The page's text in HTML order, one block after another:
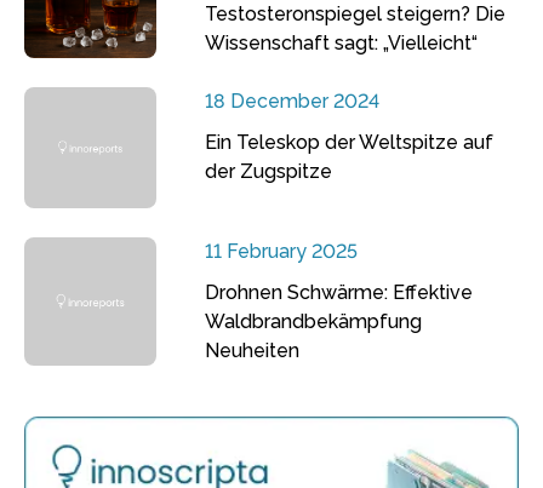
Testosteronspiegel steigern? Die
Wissenschaft sagt: „Vielleicht“
18 December 2024
Ein Teleskop der Weltspitze auf
der Zugspitze
11 February 2025
Drohnen Schwärme: Effektive
Waldbrandbekämpfung
Neuheiten